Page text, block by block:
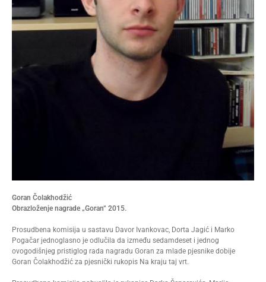
Goran Čolakhodžić
Obrazloženje nagrade „Goran“ 2015.
Prosudbena komisija u sastavu Davor Ivankovac, Dorta Jagić i Marko
Pogačar jednoglasno je odlučila da između sedamdeset i jednog
ovogodišnjeg pristiglog rada nagradu Goran za mlade pjesnike dobije
Goran Čolakhodžić za pjesnički rukopis Na kraju taj vrt.